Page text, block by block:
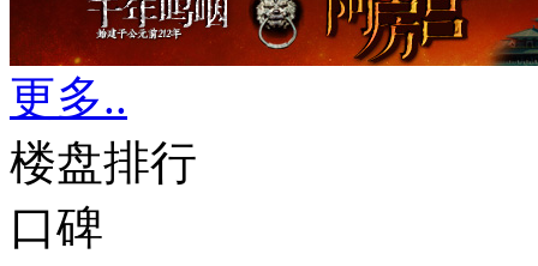
更多..
楼盘排行
口碑